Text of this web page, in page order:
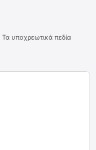
Τα υποχρεωτικά πεδία